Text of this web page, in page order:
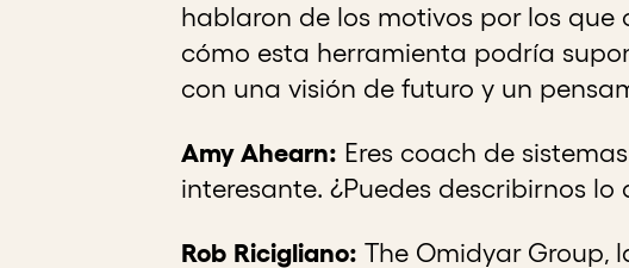
hablaron de los motivos por los
cómo esta herramienta podría
con una visión de futuro y un
Amy Ahearn: Eres coach de
interesante. ¿Puedes describirnos lo
Rob Ricigliano: The Omidyar Group,